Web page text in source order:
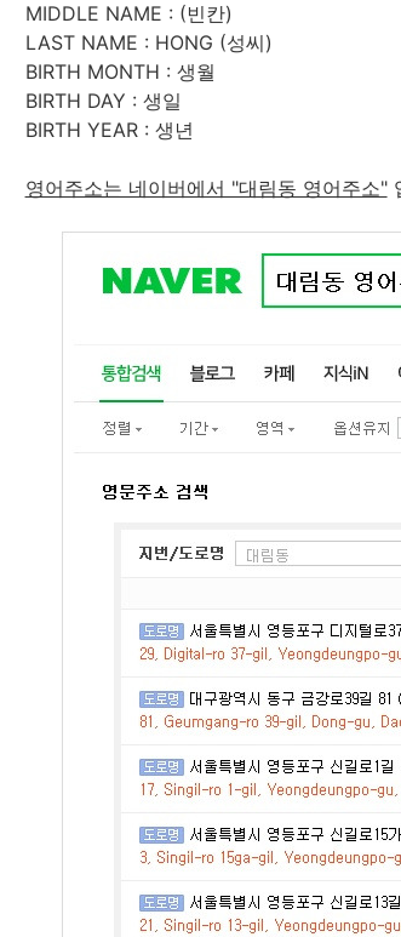
MIDDLE NAME : (빈칸)
LAST NAME : HONG (성씨)
BIRTH MONTH : 생월
BIRTH DAY : 생일
BIRTH YEAR : 생년
영어주소는 네이버에서 "대림동 영어주소"